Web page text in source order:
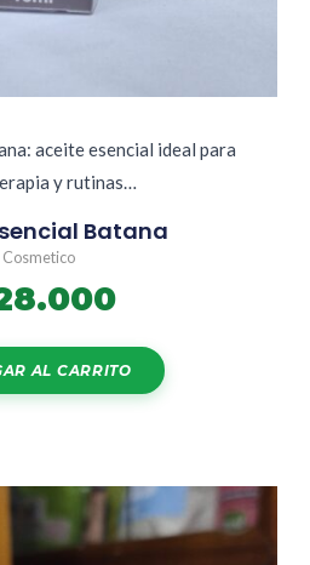
aceite esencial ideal para
y rutinas…
Batana
Cosmetico
AL CARRITO